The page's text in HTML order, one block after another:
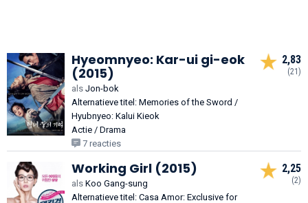
Hyeomnyeo: Kar-ui gi-eok
(2015)
als Jon-bok
Alternatieve titel: Memories of the Sword /
Hyubnyeo: Kalui Kieok
Actie / Drama
7 reacties
2,83
(21)
Working Girl (2015)
als Koo Gang-sung
Alternatieve titel: Casa Amor: Exclusive for
2,25
(2)